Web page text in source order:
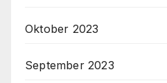
Oktober 2023
September 2023